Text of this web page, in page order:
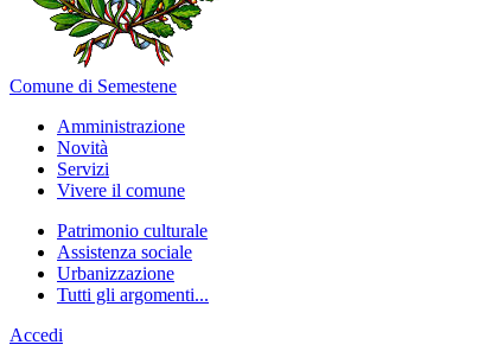
Comune di Semestene
Amministrazione
Novità
Servizi
Vivere il comune
Patrimonio culturale
Assistenza sociale
Urbanizzazione
Tutti gli argomenti...
Accedi